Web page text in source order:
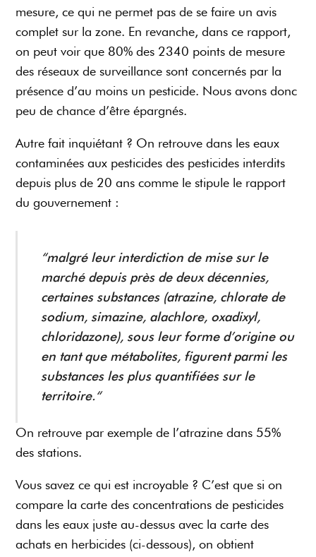
mesure, ce qui ne permet pas de se faire un avis
complet sur la zone. En revanche, dans ce rapport,
on peut voir que 80% des 2340 points de mesure
des réseaux de surveillance sont concernés par la
présence d’au moins un pesticide. Nous avons donc
peu de chance d’être épargnés.
Autre fait inquiétant ? On retrouve dans les eaux
contaminées aux pesticides des pesticides interdits
depuis plus de 20 ans comme le stipule le rapport
du gouvernement :
“malgré leur interdiction de mise sur le
marché depuis près de deux décennies,
certaines substances (atrazine, chlorate de
sodium, simazine, alachlore, oxadixyl,
chloridazone), sous leur forme d’origine ou
en tant que métabolites, figurent parmi les
substances les plus quantifiées sur le
territoire.“
On retrouve par exemple de l’atrazine dans 55%
des stations.
Vous savez ce qui est incroyable ? C’est que si on
compare la carte des concentrations de pesticides
dans les eaux juste au-dessus avec la carte des
achats en herbicides (ci-dessous), on obtient